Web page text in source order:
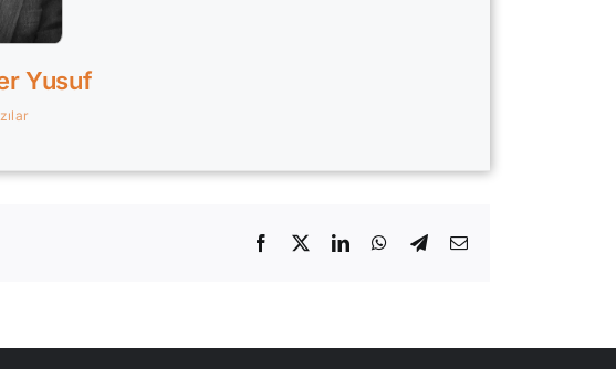
Yusuf
Facebook LinkedInWhatsApp
Telegram
E-